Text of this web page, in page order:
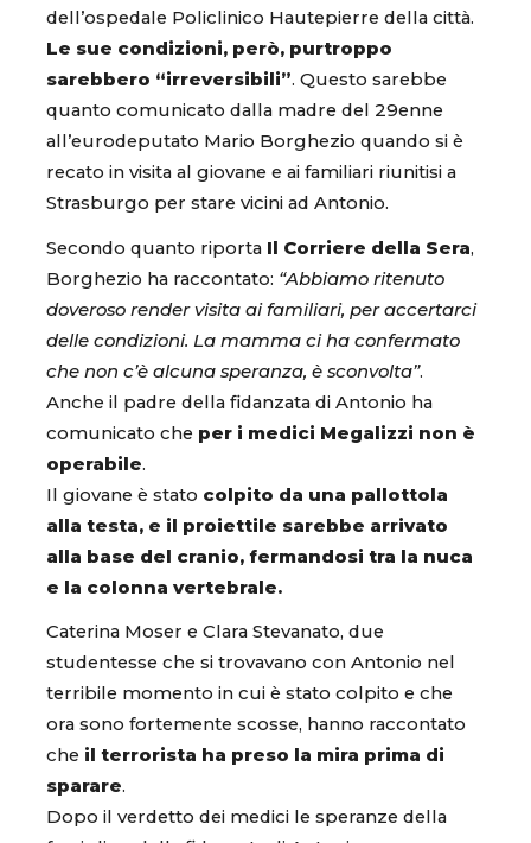
dell’ospedale Policlinico Hautepierre della città.
Le sue condizioni, però, purtroppo
sarebbero “irreversibili”. Questo sarebbe
quanto comunicato dalla madre del 29enne
all’eurodeputato Mario Borghezio quando si è
recato in visita al giovane e ai familiari riunitisi a
Strasburgo per stare vicini ad Antonio.
Secondo quanto riporta Il Corriere della Sera,
Borghezio ha raccontato: “Abbiamo ritenuto
doveroso render visita ai familiari, per accertarci
delle condizioni. La mamma ci ha confermato
che non c’è alcuna speranza, è sconvolta”.
Anche il padre della fidanzata di Antonio ha
comunicato che per i medici Megalizzi non è
operabile.
Il giovane è stato colpito da una pallottola
alla testa, e il proiettile sarebbe arrivato
alla base del cranio, fermandosi tra la nuca
e la colonna vertebrale.
Caterina Moser e Clara Stevanato, due
studentesse che si trovavano con Antonio nel
terribile momento in cui è stato colpito e che
ora sono fortemente scosse, hanno raccontato
che il terrorista ha preso la mira prima di
sparare.
Dopo il verdetto dei medici le speranze della